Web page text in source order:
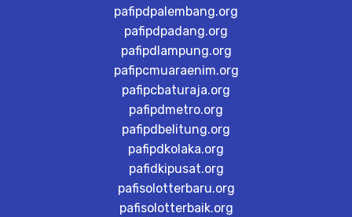
pafipdpalembang.org
pafipdpadang.org
pafipdlampung.org
pafipcmuaraenim.org
pafipcbaturaja.org
pafipdmetro.org
pafipdbelitung.org
pafipdkolaka.org
pafidkipusat.org
pafisolotterbaru.org
pafisolotterbaik.org